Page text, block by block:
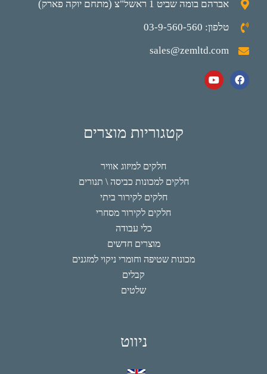
אברהם בומה שביט 1 ראשל"צ (מתחם יוקה פארק)
טלפון: 03-9-560-560
sales@zemltd.com
קטגוריות מוצרים
חלקים למיזוג אוויר
חלקים למכונות כביסה \ תנורים
חלקים לקירור ביתי
חלקים לקירור מסחרי
כלי עבודה
מוצרים חדשים
מכונות שטיפה וחומרי ניקוי למזגנים
קבלים
שלטים
ניווט